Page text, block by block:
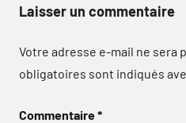
Laisser un commentaire
Votre adresse e-mail ne sera
obligatoires sont indiqués
Commentaire*